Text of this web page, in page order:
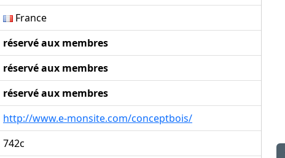
France
réservé aux membres
réservé aux membres
réservé aux membres
http://www.e-monsite.com/conceptbois/
742c